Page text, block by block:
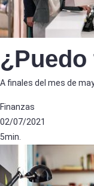
A finales del mes de
Finanzas
02/07/2021
5min.